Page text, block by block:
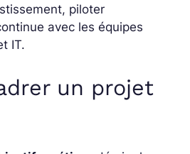
piloter
avec les équipes
IT.
un projet